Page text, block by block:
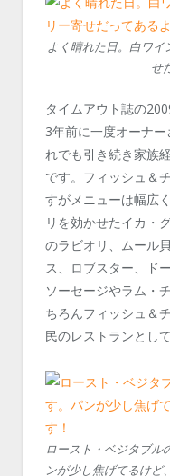
よく晴れた日。白ワイ
せ
タイムアウト誌の
3年前に一度オーナ
れでも引き続き家族
です。フィッシュ＆
すがメニューは幅広
リを効かせたイカ・
のラビオリ、ムール
ス、ロブスター、ド
ソーセージやラム・
ちろんフィッシュ＆
民のレストランとし
ロースト・ベジタブル
ンが少し焦げてるけど